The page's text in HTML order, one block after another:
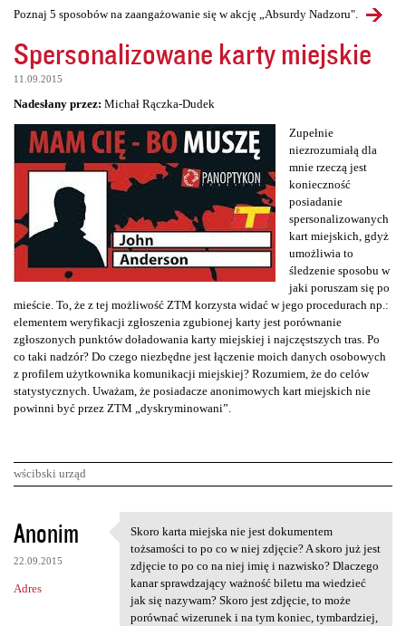
Poznaj 5 sposobów na zaangażowanie się w akcję „Absurdy Nadzoru".
Spersonalizowane karty miejskie
11.09.2015
Nadesłany przez: Michał Rączka-Dudek
Zupełnie
niezrozumiałą dla
mnie rzeczą jest
konieczność
posiadanie
spersonalizowanych
kart miejskich, gdyż
umożliwia to
śledzenie sposobu w
jaki poruszam się po
mieście. To, że z tej możliwość ZTM korzysta widać w jego procedurach np.:
elementem weryfikacji zgłoszenia zgubionej karty jest porównanie
zgłoszonych punktów doładowania karty miejskiej i najczęstszych tras. Po
co taki nadzór? Do czego niezbędne jest łączenie moich danych osobowych
z profilem użytkownika komunikacji miejskiej? Rozumiem, że do celów
statystycznych. Uważam, że posiadacze anonimowych kart miejskich nie
powinni być przez ZTM „dyskryminowani”.
wścibski urząd
K
o
m
e
Anonim
22.09.2015
Adres
Skoro karta miejska nie jest
Skoro karta miejska nie jest dokumentem
tożsamości to po co w niej zdjęcie? A skoro już jest
zdjęcie to po co na niej imię i nazwisko? Dlaczego
kanar sprawdzający ważność biletu ma wiedzieć
jak się nazywam? Skoro jest zdjęcie, to może
porównać wizerunek i na tym koniec, tymbardziej,